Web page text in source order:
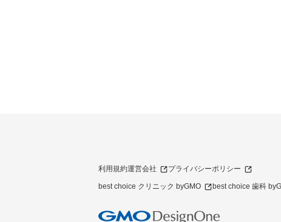
利用規約運営会社 プライバシーポリシー
best choice クリニック byGMO best choice 歯科